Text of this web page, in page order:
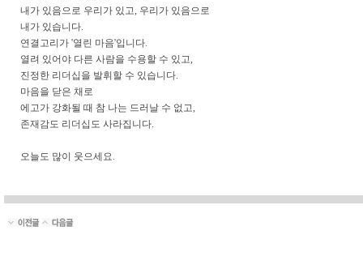
내가 있음으로 우리가 있고, 우리가 있음으로
내가 있습니다.
연결고리가 '열린 마음'입니다.
열려 있어야 다른 사람을 수용할 수 있고,
진정한 리더십을 발휘할 수 있습니다.
마음을 닫은 채로
에고가 강화될 때 참 나는 드러날 수 없고,
존재감도 리더십도 사라집니다.
오늘도 많이 웃으세요.